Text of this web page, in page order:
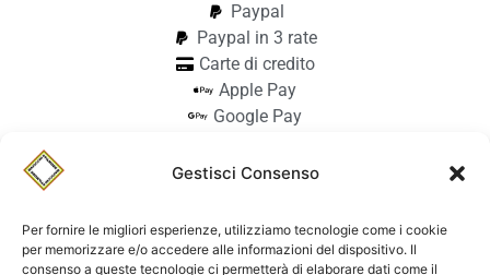
Gestisci Consenso
Per fornire le migliori esperienze, utilizziamo tecnologie come i cookie
per memorizzare e/o accedere alle informazioni del dispositivo. Il
consenso a queste tecnologie ci permetterà di elaborare dati come il
Paypal
Paypal in 3 rate
Carte di credito
Apple Pay
Google Pay
Pagamento alla consegna
StilmodeMaiocchi